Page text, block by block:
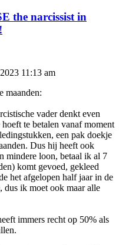
the narcissist in
11:13 am
maanden:
vader denkt even
te betalen vanaf moment
een pak doekje
Dus hij heeft ook
mindere loon, betaal ik al 7
komt gevoed, gekleed
het afgelopen half jaar in de
dus ik moet ook maar alle
immers recht op 50% als